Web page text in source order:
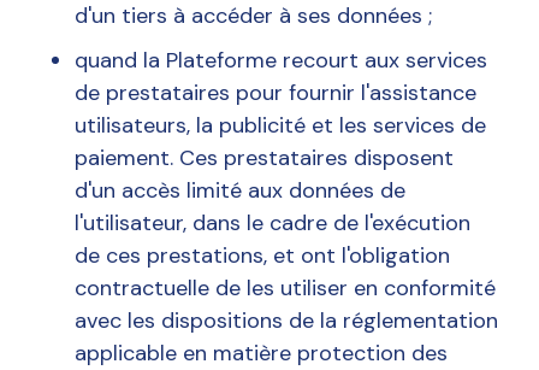
d'un tiers à accéder à ses données ;
quand la Plateforme recourt aux services
de prestataires pour fournir l'assistance
utilisateurs, la publicité et les services de
paiement. Ces prestataires disposent
d'un accès limité aux données de
l'utilisateur, dans le cadre de l'exécution
de ces prestations, et ont l'obligation
contractuelle de les utiliser en conformité
avec les dispositions de la réglementation
applicable en matière protection des